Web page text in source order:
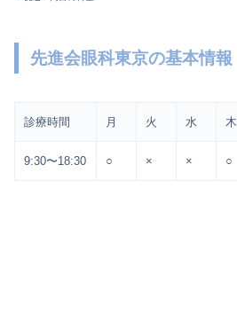
先進会眼科東京の基本情報
診療時間 月 火 水 木
9:30〜18:30 ○ × × ○